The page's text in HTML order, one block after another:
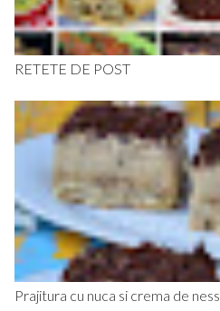
RETETE DE POST
Prajitura cu nuca si crema de ness